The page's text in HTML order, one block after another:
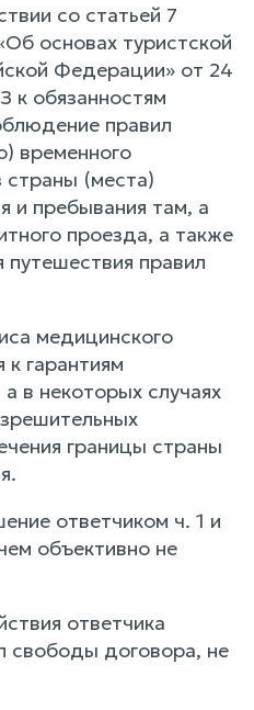
со статьей 7
основах туристской
Федерации» от 24
к обязанностям
правил
временного
страны (места)
и пребывания там, а
проезда, а также
правил
медицинского
к гарантиям
в некоторых случаях
границы страны
ответчиком ч. 1 и
объективно не
ответчика
договора, не